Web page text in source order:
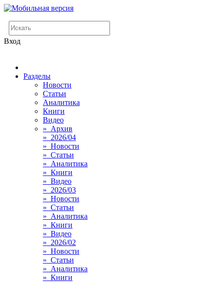
Вход
Разделы
Новости
Статьи
Аналитика
Книги
Видео
» Архив
» 2026/04
» Новости
» Статьи
» Аналитика
» Книги
» Видео
» 2026/03
» Новости
» Статьи
» Аналитика
» Книги
» Видео
» 2026/02
» Новости
» Статьи
» Аналитика
» Книги